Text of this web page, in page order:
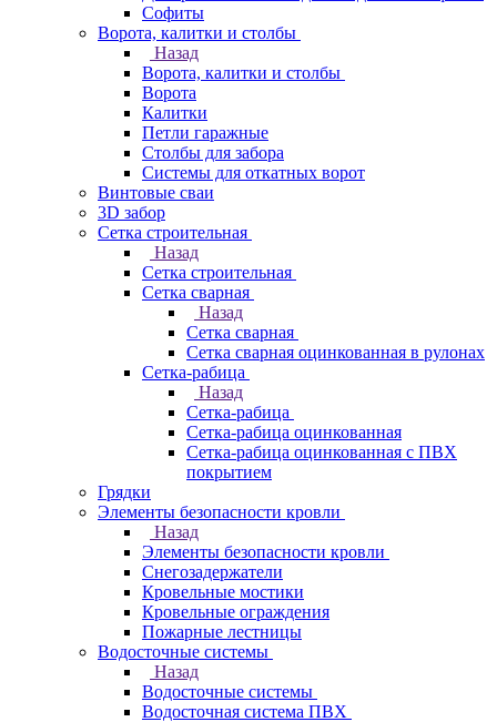
Софиты
Ворота, калитки и столбы
Назад
Ворота, калитки и столбы
Ворота
Калитки
Петли гаражные
Столбы для забора
Системы для откатных ворот
Винтовые сваи
3D забор
Сетка строительная
Назад
Сетка строительная
Сетка сварная
Назад
Сетка сварная
Сетка сварная оцинкованная в рулонах
Сетка-рабица
Назад
Сетка-рабица
Сетка-рабица оцинкованная
Сетка-рабица оцинкованная с ПВХ
покрытием
Грядки
Элементы безопасности кровли
Назад
Элементы безопасности кровли
Снегозадержатели
Кровельные мостики
Кровельные ограждения
Пожарные лестницы
Водосточные системы
Назад
Водосточные системы
Водосточная система ПВХ